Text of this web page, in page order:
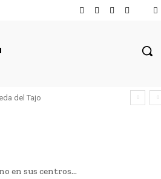
del Tajo
en sus centros...